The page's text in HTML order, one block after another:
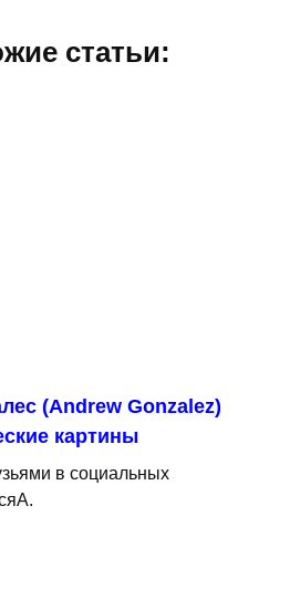
статьи:
(Andrew Gonzalez)
картины
в социальных